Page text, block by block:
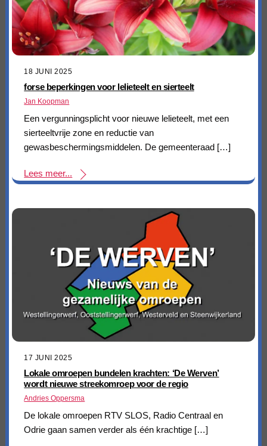
18 JUNI 2025
forse beperkingen voor lelieteelt en sierteelt
Jan Koopman
Een vergunningsplicht voor nieuwe lelieteelt, met een
sierteeltvrije zone en reductie van
gewasbeschermingsmiddelen. De gemeenteraad […]
Lees meer...
17 JUNI 2025
Lokale omroepen bundelen krachten: ‘De Werven’
wordt nieuwe streekomroep voor de regio
Andries Oppersma
De lokale omroepen RTV SLOS, Radio Centraal en
Odrie gaan samen verder als één krachtige […]